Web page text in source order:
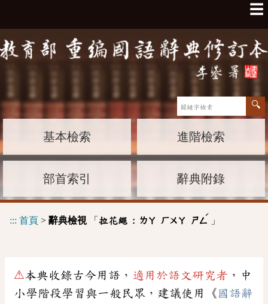
☰
基本檢索 進階檢索
部首索引 辭典附錄
::: 首頁 > 辭典檢視「 拉花繩 : ㄌㄚ ㄏㄨㄚ ㄕㄥ
ˊ
」
⚠本典收錄古今用語， 適用於語文研究者 ，中
小學階段學習與一般民眾，建議使用《 國語辭